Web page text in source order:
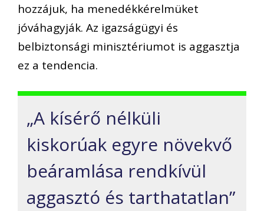
hozzájuk, ha menedékkérelmüket
jóváhagyják. Az igazságügyi és
belbiztonsági minisztériumot is aggasztja
ez a tendencia.
„A kísérő nélküli
kiskorúak egyre növekvő
beáramlása rendkívül
aggasztó és tarthatatlan”